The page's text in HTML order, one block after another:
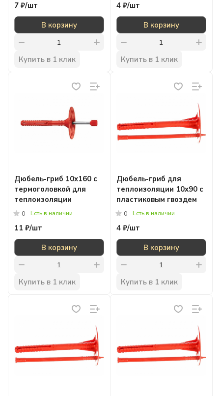
7 ₽/шт
В корзину
Купить в 1 клик
4 ₽/шт
В корзину
Купить в 1 клик
Дюбель-гриб 10x160 с
термоголовкой для
теплоизоляции
0 Есть в наличии
11 ₽/шт
В корзину
Купить в 1 клик
Дюбель-гриб для
теплоизоляции 10x90 с
пластиковым гвоздем
0 Есть в наличии
4 ₽/шт
В корзину
Купить в 1 клик